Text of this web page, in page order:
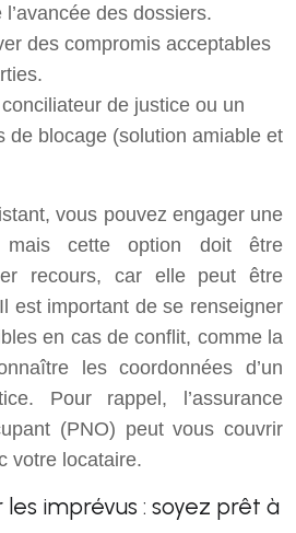
des dossiers.
des compromis acceptables
de justice ou un
de blocage (solution amiable et
vous pouvez engager une
cette option doit être
recours, car elle peut être
est important de se renseigner
en cas de conflit, comme la
les coordonnées d’un
Pour rappel, l’assurance
(PNO) peut vous couvrir
votre locataire.
les imprévus : soyez prêt à